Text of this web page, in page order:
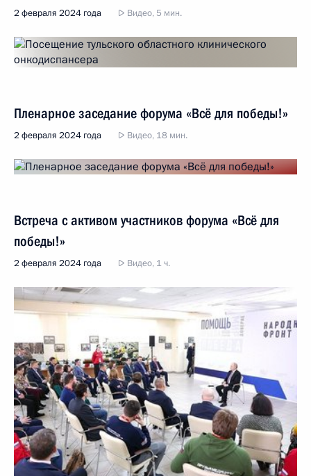
2 февраля 2024 года Видео, 5 мин.
Пленарное заседание форума «Всё для победы!»
2 февраля 2024 года Видео, 18 мин.
Встреча с активом участников форума «Всё для
победы!»
2 февраля 2024 года Видео, 1 ч.